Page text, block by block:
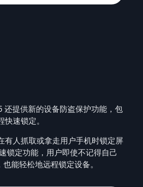
还提供新的设备防盗保护功能，包
速锁定。
有人抓取或拿走用户手机时锁定屏
锁定功能，用户即使不记得自己
能轻松地远程锁定设备。